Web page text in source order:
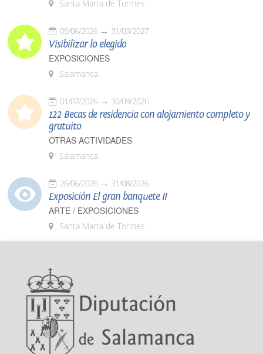
Santa Marta de Tormes
05/06/2026 31/03/2027
Visibilizar lo elegido
EXPOSICIONES
Salamanca
01/07/2026 30/09/2026
122 Becas de residencia con alojamiento completo y
gratuito
OTRAS ACTIVIDADES
Salamanca
26/06/2026 31/08/2026
Exposición El gran banquete II
ARTE / EXPOSICIONES
Santa Marta de Tormes